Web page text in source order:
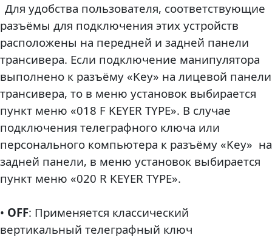
Для удобства пользователя, соответствующие
разъёмы для подключения этих устройств
расположены на передней и задней панели
трансивера. Если подключение манипулятора
выполнено к разъёму «Key» на лицевой панели
трансивера, то в меню установок выбирается
пункт меню «018 F KEYER TYPE». В случае
подключения телеграфного ключа или
персонального компьютера к разъёму «Key» на
задней панели, в меню установок выбирается
пункт меню «020 R KEYER TYPE».
• OFF: Применяется классический
вертикальный телеграфный ключ